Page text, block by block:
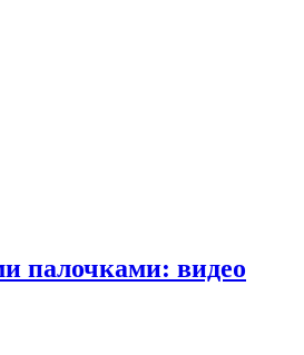
палочками: видео